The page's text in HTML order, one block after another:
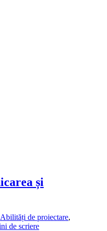
și
Abilități de proiectare,
de scriere